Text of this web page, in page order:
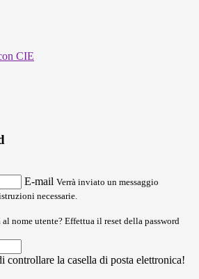
CIE
E-mail Verrà inviato un messaggio
necessarie.
nome utente? Effettua il reset della password
controllare la casella di posta elettronica!